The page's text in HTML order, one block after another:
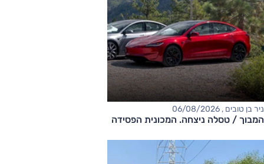
ניר בן טובים , 06/08/2026
המבוך / טסלה ניצחה. המכונית הפסידה